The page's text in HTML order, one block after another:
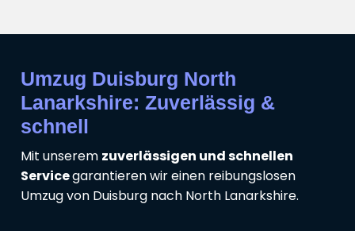
Umzug Duisburg North
Lanarkshire: Zuverlässig &
schnell
Mit unserem zuverlässigen und schnellen
Servicegarantieren wir einen reibungslosen
Umzug von Duisburg nach North Lanarkshire.